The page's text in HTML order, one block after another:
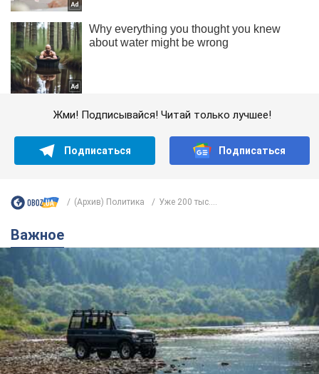
Жми! Подписывайся! Читай только лучшее!
Подписаться Подписаться
(Архив) Политика Уже 200 тыс....
Важное